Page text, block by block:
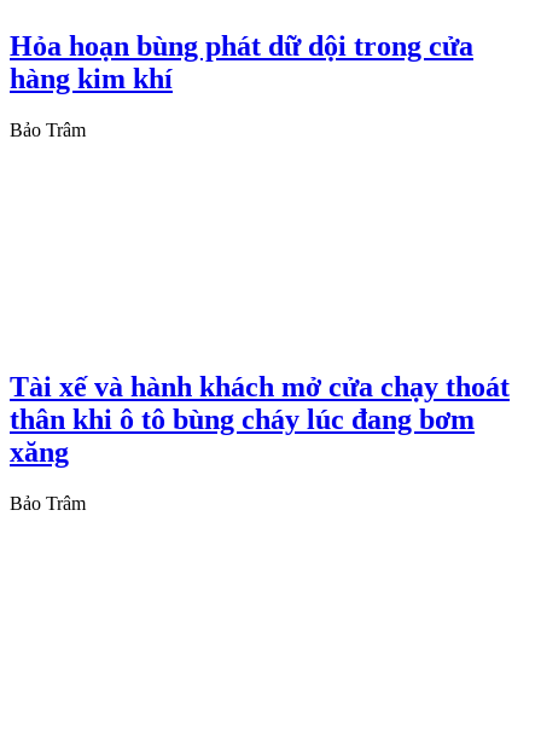
Hỏa hoạn bùng phát dữ dội trong cửa
hàng kim khí
Bảo Trâm
Tài xế và hành khách mở cửa chạy thoát
thân khi ô tô bùng cháy lúc đang bơm
xăng
Bảo Trâm